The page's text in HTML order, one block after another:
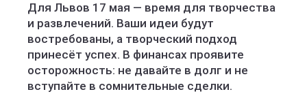
Для Львов 17 мая — время для творчества
и развлечений. Ваши идеи будут
востребованы, а творческий подход
принесёт успех. В финансах проявите
осторожность: не давайте в долг и не
вступайте в сомнительные сделки.